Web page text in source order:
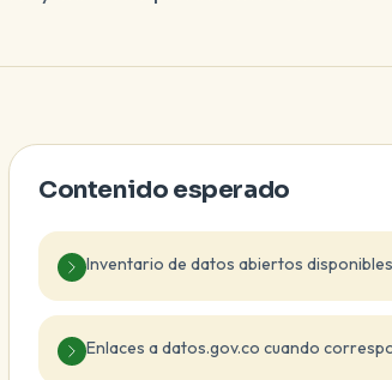
Contenido esperado
Inventario de datos abiertos
Enlaces a datos.gov.co cuando